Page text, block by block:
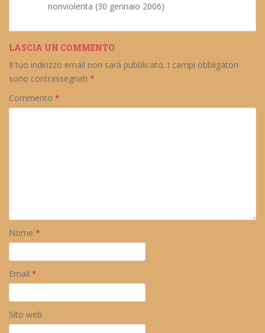
nonviolenta (30 gennaio 2006)
LASCIA UN COMMENTO
Il tuo indirizzo email non sarà pubblicato. I campi obbligatori
sono contrassegnati *
Commento *
Nome *
Email *
Sito web